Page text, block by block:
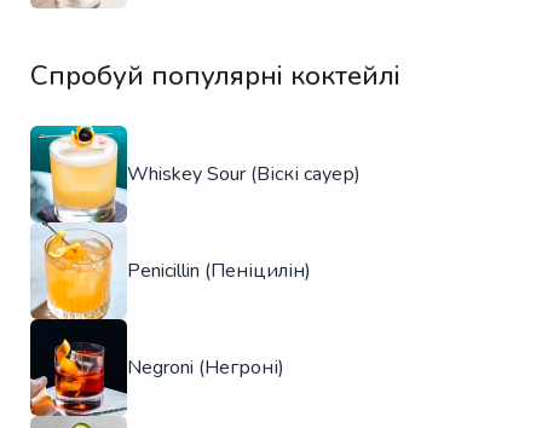
Спробуй популярні коктейлі
Whiskey Sour (Віскі сауер)
Penicillin (Пеніцилін)
Negroni (Негроні)